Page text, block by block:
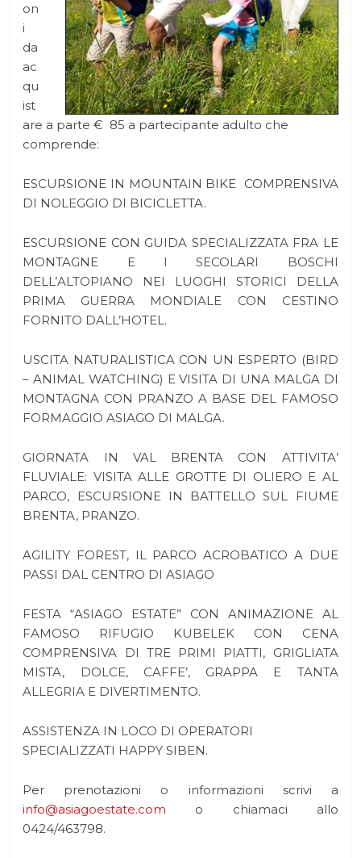
on
i
da
ac
qu
ist
are a parte € 85 a partecipante adulto che
comprende:
ESCURSIONE IN MOUNTAIN BIKE COMPRENSIVA
DI NOLEGGIO DI BICICLETTA.
ESCURSIONE CON GUIDA SPECIALIZZATA FRA LE
MONTAGNE E I SECOLARI BOSCHI
DELL’ALTOPIANO NEI LUOGHI STORICI DELLA
PRIMA GUERRA MONDIALE CON CESTINO
FORNITO DALL’HOTEL.
USCITA NATURALISTICA CON UN ESPERTO (BIRD
– ANIMAL WATCHING) E VISITA DI UNA MALGA DI
MONTAGNA CON PRANZO A BASE DEL FAMOSO
FORMAGGIO ASIAGO DI MALGA.
GIORNATA IN VAL BRENTA CON ATTIVITA’
FLUVIALE: VISITA ALLE GROTTE DI OLIERO E AL
PARCO, ESCURSIONE IN BATTELLO SUL FIUME
BRENTA, PRANZO.
AGILITY FOREST, IL PARCO ACROBATICO A DUE
PASSI DAL CENTRO DI ASIAGO
FESTA “ASIAGO ESTATE” CON ANIMAZIONE AL
FAMOSO RIFUGIO KUBELEK CON CENA
COMPRENSIVA DI TRE PRIMI PIATTI, GRIGLIATA
MISTA, DOLCE, CAFFE’, GRAPPA E TANTA
ALLEGRIA E DIVERTIMENTO.
ASSISTENZA IN LOCO DI OPERATORI
SPECIALIZZATI HAPPY SIBEN.
Per prenotazioni o informazioni scrivi a
info@asiagoestate.com o chiamaci allo
0424/463798.